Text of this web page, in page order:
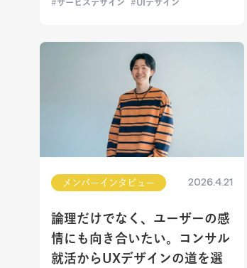
サービスデザイン UIデザイン
メンバーインタビュー 2026.4.21
論理だけでなく、ユーザーの感
情にも向き合いたい。コンサル
就活からUXデザインの道を選